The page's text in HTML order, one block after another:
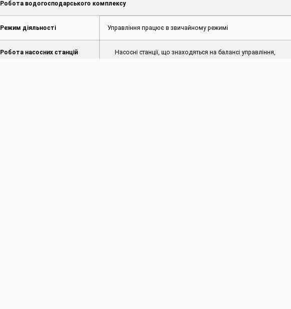
Робота водогосподарського комплексу
Режим діяльності Управління працює в звичайному режимі
Робота насосних станцій
Насосні станції, що знаходяться на балансі управління,